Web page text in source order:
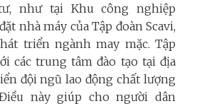
như tại Khu công nghiệp
nhà máy của Tập đoàn Scavi,
triển ngành may mặc. Tập
các trung tâm đào tạo tại địa
đội ngũ lao động chất lượng
này giúp cho người dân